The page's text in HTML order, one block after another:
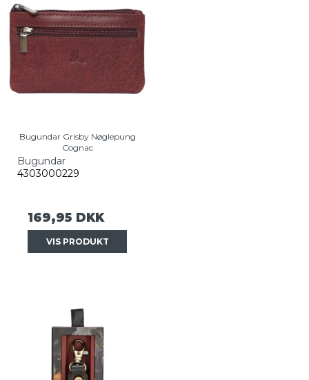
Bugundar Grisby Nøglepung
Cognac
Bugundar
4303000229
169,95 DKK
VIS PRODUKT